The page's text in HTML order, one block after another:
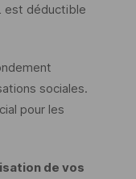
est déductible
sociales.
pour les
de vos